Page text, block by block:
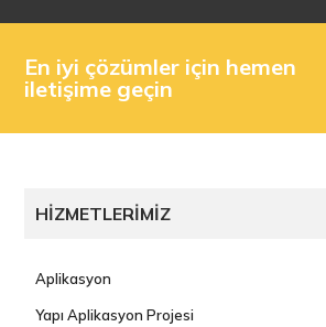
En iyi çözümler için hemen
iletişime geçin
HİZMETLERİMİZ
Aplikasyon
Yapı Aplikasyon Projesi